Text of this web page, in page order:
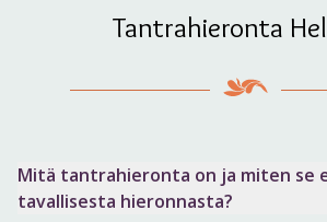
Tantrahieronta
Mitä tantrahieronta on ja miten se
tavallisesta hieronnasta?